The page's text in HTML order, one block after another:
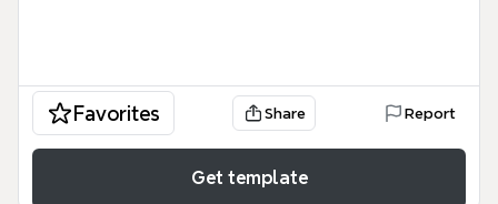
Favorites Share Report
Get template